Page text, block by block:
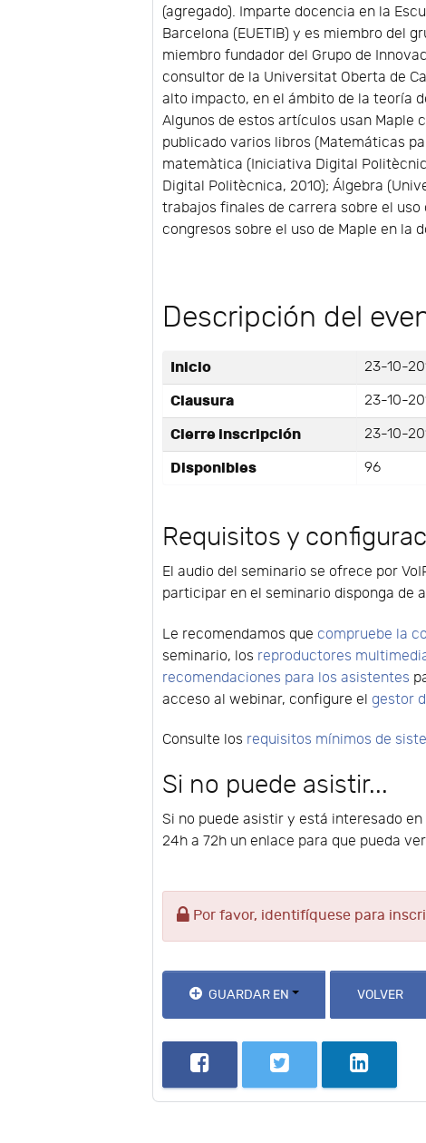
(agregado). Imparte docencia en la
Barcelona (EUETIB) y es miembro del
miembro fundador del Grupo de
consultor de la Universitat Oberta de
alto impacto, en el ámbito de la teoría
Algunos de estos artículos usan Maple
publicado varios libros (Matemáticas
matemàtica (Iniciativa Digital
Digital Politècnica, 2010); Álgebra
trabajos finales de carrera sobre el
congresos sobre el uso de Maple en la
Descripción del
Inicio 23-10-
Clausura 23-10-
Cierre inscripción 23-10-
Disponibles 96
Requisitos y
El audio del seminario se ofrece por
participar en el seminario disponga de
Le recomendamos que compruebe la
seminario, los reproductores
recomendaciones para los asistentes
acceso al webinar, configure el gestor
Consulte los requisitos mínimos de
Si no puede asistir...
Si no puede asistir y está interesado
24h a 72h un enlace para que pueda
Por favor, identifíquese para
GUARDAR EN VOLVER